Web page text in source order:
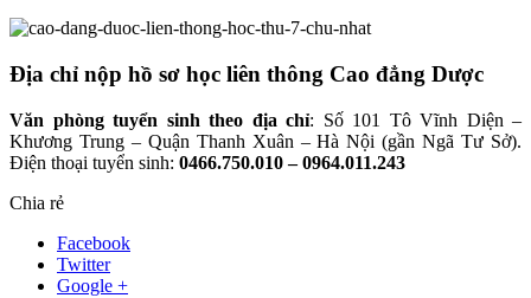
Địa chỉ nộp hồ sơ học liên thông Cao đẳng Dược
Văn phòng tuyển sinh theo địa chỉ: Số 101 Tô Vĩnh Diện –
Khương Trung – Quận Thanh Xuân – Hà Nội (gần Ngã Tư Sở).
Điện thoại tuyển sinh: 0466.750.010 – 0964.011.243
Chia rẻ
Facebook
Twitter
Google +